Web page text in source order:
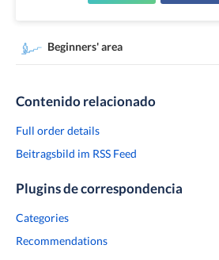
Beginners' area
Contenido relacionado
Full order details
Beitragsbild im RSS Feed
Plugins de correspondencia
Categories
Recommendations